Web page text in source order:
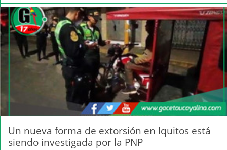
Un nueva forma de extorsión en Iquitos está
siendo investigada por la PNP